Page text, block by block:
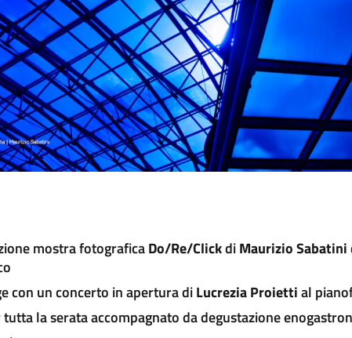
mostra fotograficaDo/Re/ClickdiMaurizio Sabatini
con un concerto in apertura diLucrezia Proiettial
tutta la serata accompagnato da degustazione